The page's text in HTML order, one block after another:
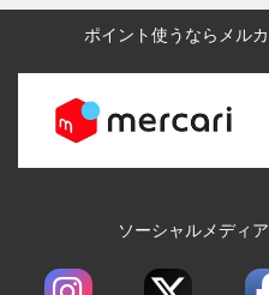
ポイント使うならメル
ソーシャルメディ